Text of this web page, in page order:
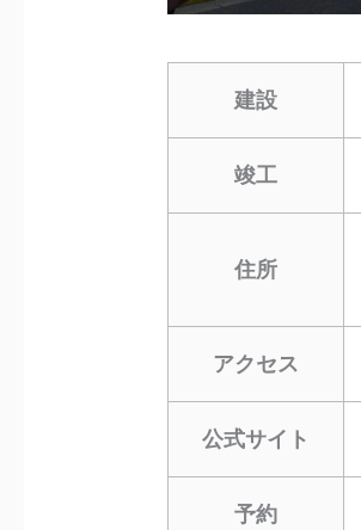
建設
竣工
住所
アクセス
公式サイト
予約